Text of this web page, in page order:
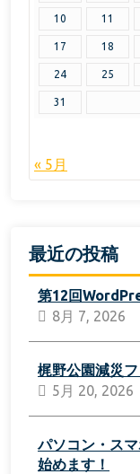
10 11
17 18
24 25
31
« 5月
最近の投稿
第12回
8月 7, 2026
梶野公園減災
5月 20, 2026
パソコン・ス
始めます！